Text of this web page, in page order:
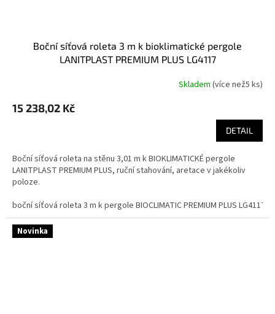
boční síťová roleta 3 m k bioklimatické pergole
LANITPLAST PREMIUM PLUS LG4117
Skladem (více než5 ks)
15 238,02 Kč
DETAIL
Boční síťová roleta na stěnu 3,01 m k BIOKLIMATICKÉ pergole
LANITPLAST PREMIUM PLUS, ruční stahování, aretace v jakékoliv
poloze.
boční síťová roleta 3 m k pergole BIOCLIMATIC PREMIUM PLUS LG4117
Novinka